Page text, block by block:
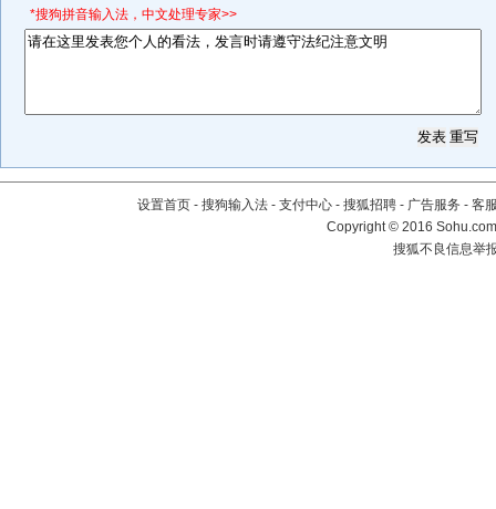
*搜狗拼音输入法，中文处理专家>>
设置首页 - 搜狗输入法 - 支付中心 - 搜狐招聘 - 广告服务 - 客
Copyright©2016
搜狐不良信息举